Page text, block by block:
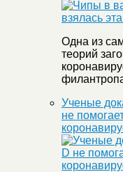
Одна из
теорий
Ученые
не